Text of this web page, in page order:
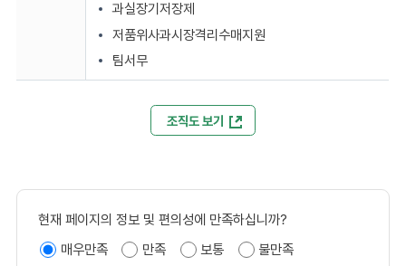
과실장기저장제
저품위사과시장격리수매지원
팀서무
조직도 보기
현재 페이지의 정보 및 편의성에 만족하십니까?
매우만족
만족 보통
불만족